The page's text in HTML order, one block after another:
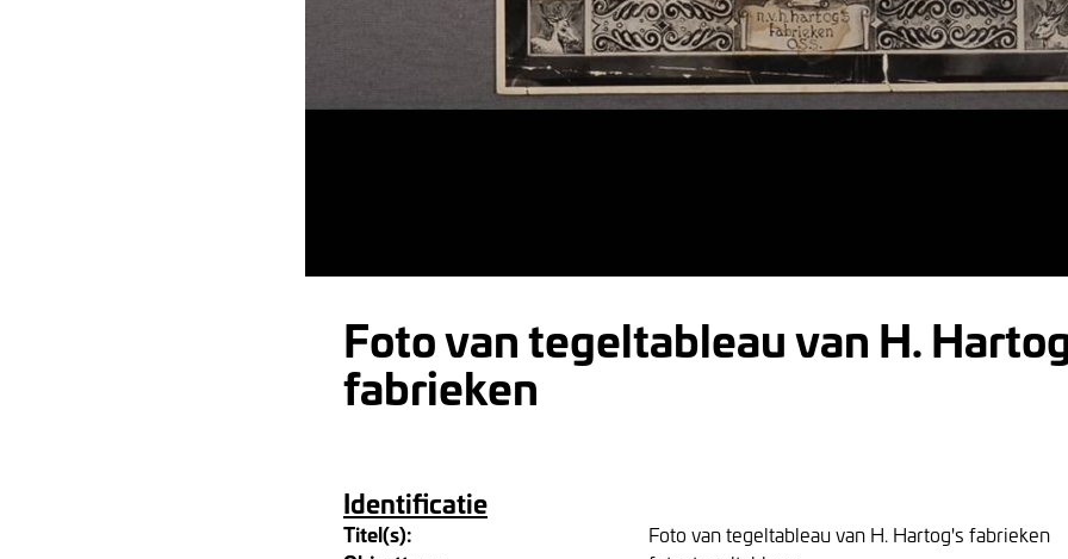
Foto van tegeltableau van H.
fabrieken
Identificatie
Titel(s): Foto van tegeltableau van H. Hartog's fabrieken